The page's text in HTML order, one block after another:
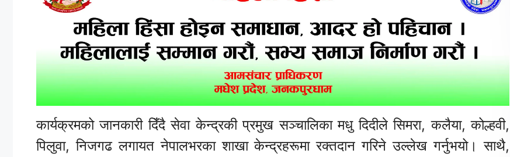
कार्यक्रमको जानकारी दिँदै सेवा केन्द्रकी प्रमुख सञ्चालिका मधु दिदीले सिमरा, कलैया, कोल्हवी,
पिलुवा, निजगढ लगायत नेपालभरका शाखा केन्द्रहरूमा रक्तदान गरिने उल्लेख गर्नुभयो। साथै,